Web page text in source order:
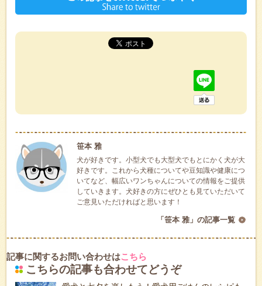
笹本 雅
犬が好きです。小型犬でも大型犬でもとにかく犬が大
好きです。これから犬種についてや豆知識や健康につ
いてなど、幅広いワンちゃんについての情報をご提供
していきます。犬好きの方にぜひとも見ていただいて
ご意見いただければと思います！
「笹本 雅」の記事一覧
記事に関するお問い合わせはこちら
こちらの記事も合わせてどうぞ